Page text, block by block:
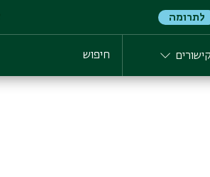
לתרומה
קישורים חיפוש